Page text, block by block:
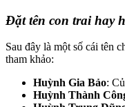
Đặt tên con trai hay
Sau đây là một số cái tên
tham khảo:
Huỳnh Gia Bảo:
Huỳnh Thành